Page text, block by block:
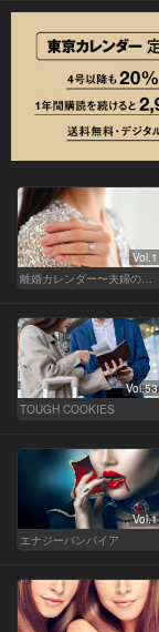
Vol.1
離婚カレンダー〜夫婦の正しい終わり方〜
Vol.53
TOUGH COOKIES
Vol.1
エナジーバンパイア